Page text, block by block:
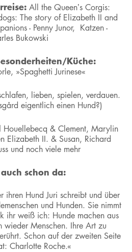
All the Queen’s Corgis:
The story of Elizabeth II and
- Penny Junor, Katzen -
Bukowski
Küche:
»Spaghetti Jurinese«
lieben, spielen, verdauen.
eigentlich einen Hund?)
Houellebecq & Clement, Marylin
Elizabeth II. & Susan, Richard
und noch viele mehr
schon da:
ihren Hund Juri schreibt und über
und Hunden. Sie nimmt
ihr weiß ich: Hunde machen aus
wieder Menschen. Ihre Art zu
Schon auf der zweiten Seite
Charlotte Roche.«